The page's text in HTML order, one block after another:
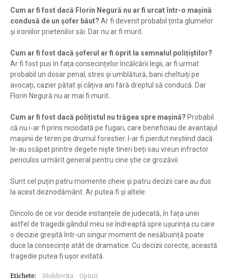
Cum ar fi fost dacă Florin Negură nu ar fi urcat într-o mașină
condusă de un șofer băut? Ar fi devenit probabil ținta glumelor
și ironiilor prietenilor săi. Dar nu ar fi murit.
Cum ar fi fost dacă șoferul ar fi oprit la semnalul polițiștilor?
Ar fi fost pus în fața consecințelor încălcării legii, ar fi urmat
probabil un dosar penal, stres și umblătură, bani cheltuiți pe
avocați, cazier pătat și câțiva ani fără dreptul să conducă. Dar
Florin Negură nu ar mai fi murit.
Cum ar fi fost dacă polițistul nu trăgea spre mașină? Probabil
că nu i-ar fi prins niciodată pe fugari, care beneficiau de avantajul
mașinii de teren pe drumul forestier. I-ar fi pierdut neștiind dacă
le-au scăpat printre degete niște tineri beți sau vreun infractor
periculos urmărit general pentru cine știe ce grozăvii.
Sunt cel puțin patru momente cheie și patru decizii care au dus
la acest deznodământ. Ar putea fi și altele.
Dincolo de ce vor decide instanțele de judecată, în fața unei
astfel de tragedii gândul meu se îndreaptă spre ușurința cu care
o decizie greșită într-un singur moment de nesăbuință poate
duce la consecințe atât de dramatice. Cu decizii corecte, această
tragedie putea fi ușor evitată.
Etichete: Moldovita Opinii